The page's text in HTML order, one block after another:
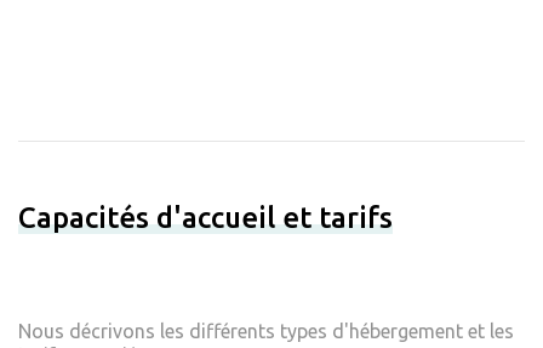
Capacités d'accueil et tarifs
Nous décrivons les différents types d'hébergement et les